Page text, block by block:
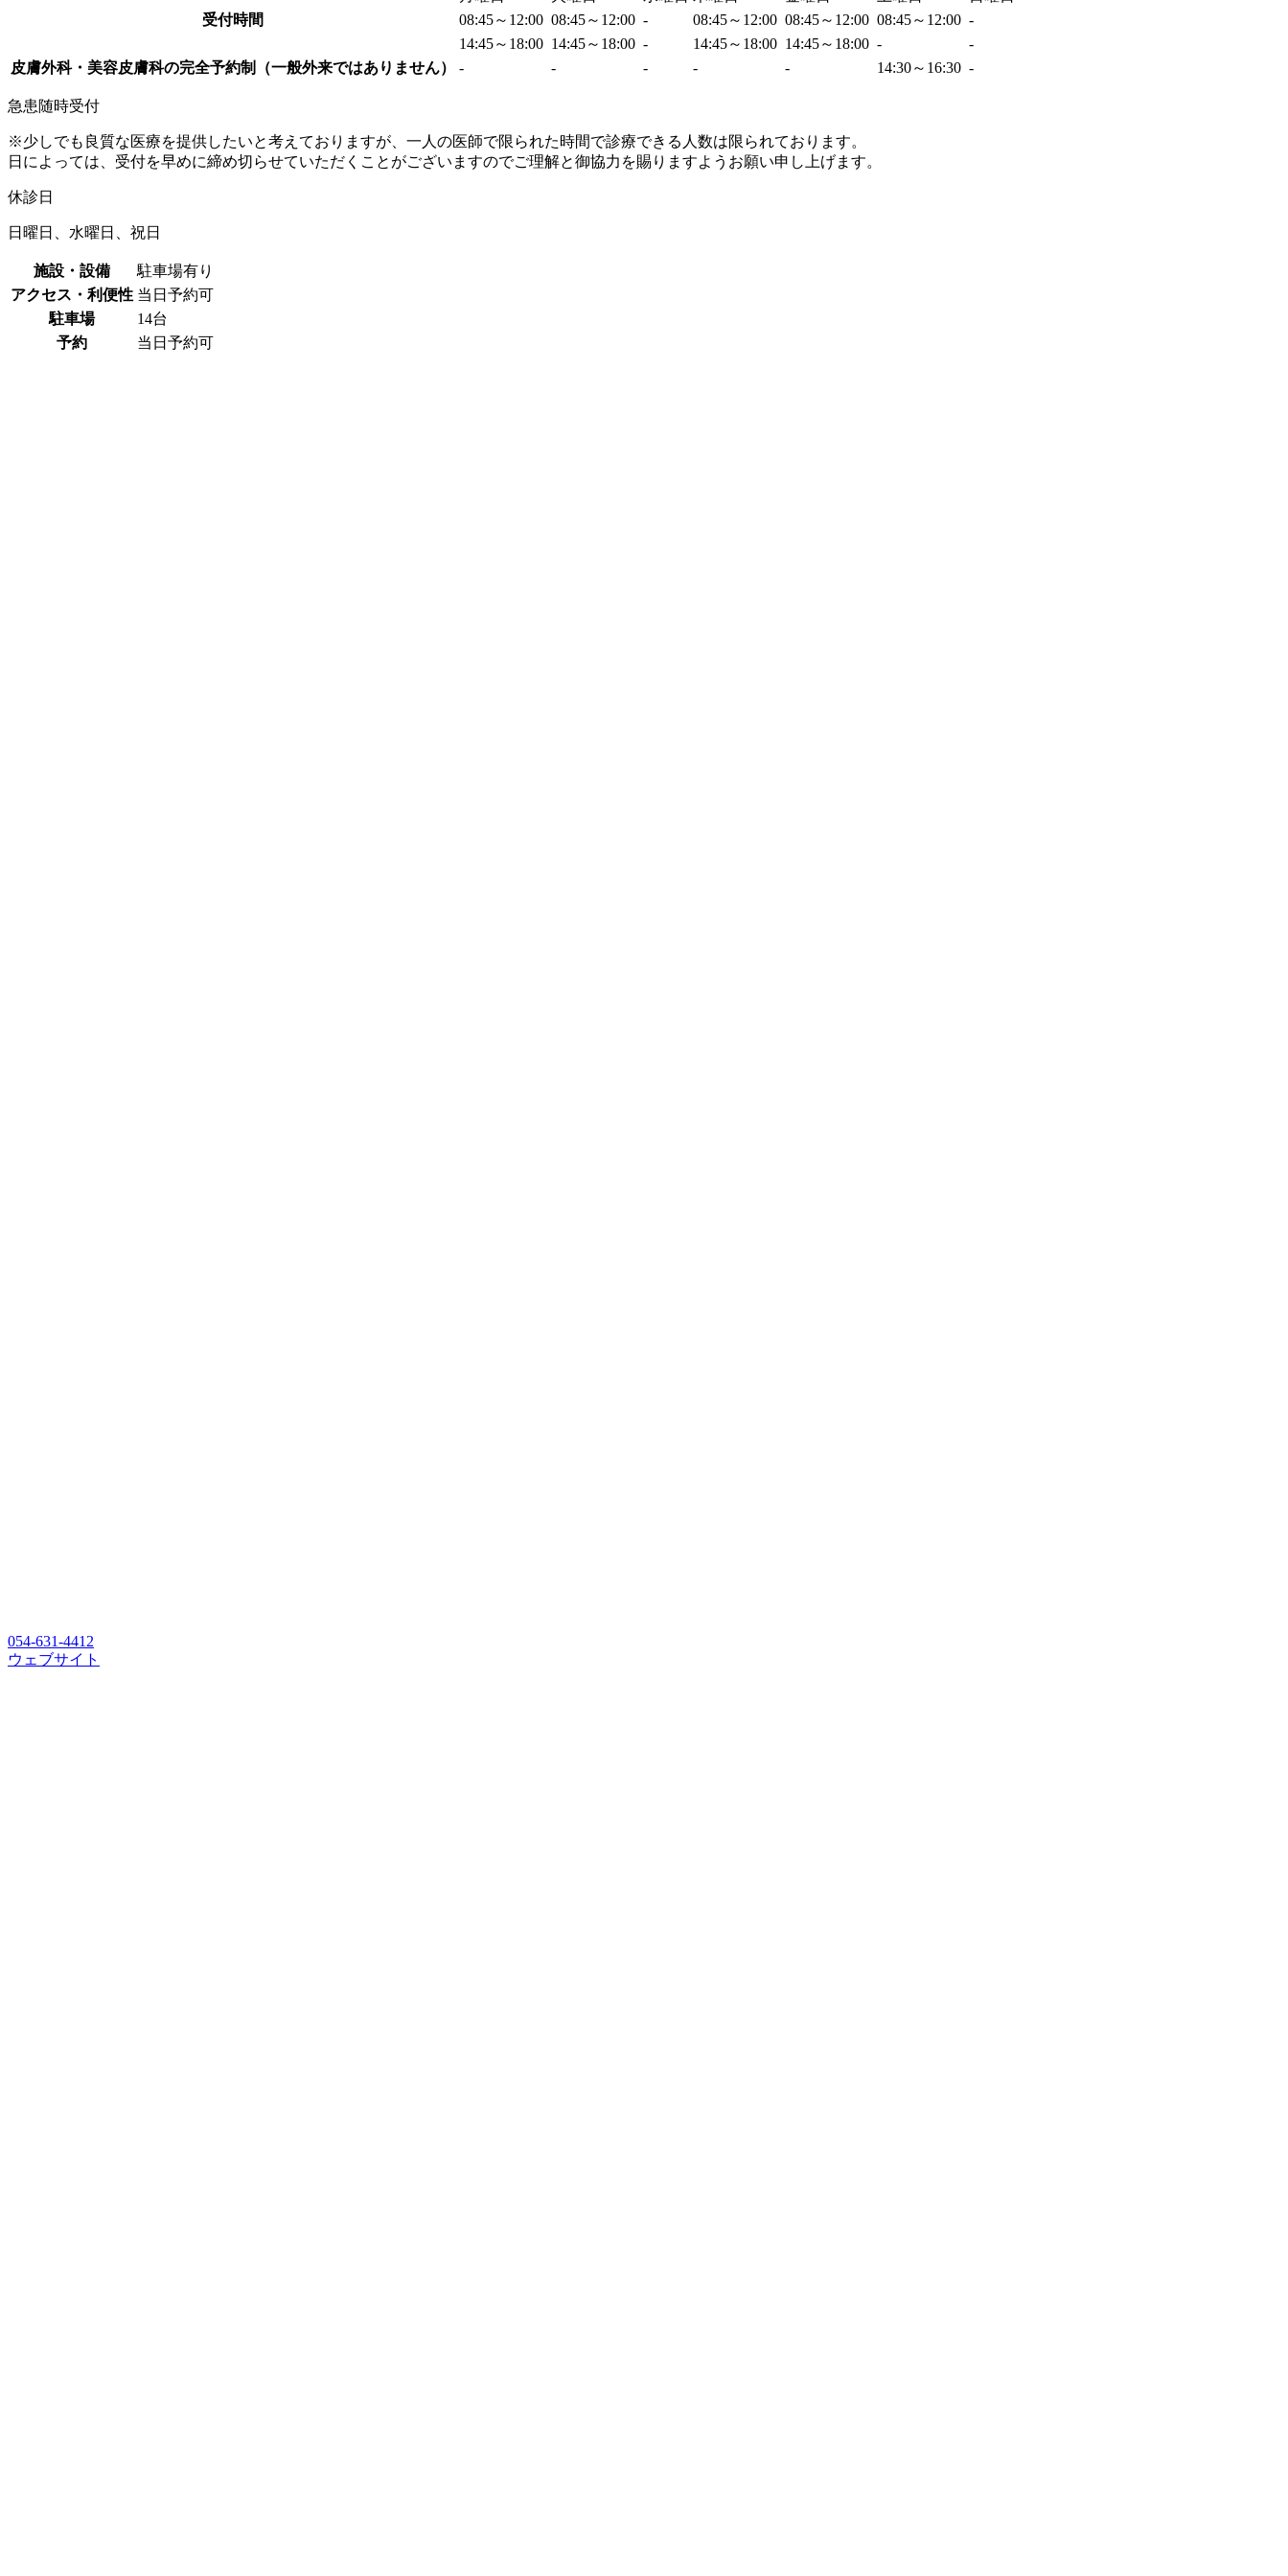
受付時間
08:45～12:00 08:45～12:00 - 08:45～12:00 08:45～12:00 08:45～12:00 -
14:45～18:00 14:45～18:00 - 14:45～18:00 14:45～18:00 -
-
皮膚外科・美容皮膚科の完全予約制（一般外来ではありません）
- - - - - 14:30～16:30 -
急患随時受付
※少しでも良質な医療を提供したいと考えておりますが、一人の医師で限られた時間で診療できる人数は限られております。
日によっては、受付を早めに締め切らせていただくことがございますのでご理解と御協力を賜りますようお願い申し上げます。
休診日
日曜日、水曜日、祝日
施設・設備
駐車場有り
アクセス・利便性 当日予約可
駐車場
14台
予約
当日予約可
054-631-4412
ウェブサイト